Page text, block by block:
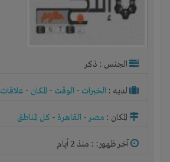
الجنس : ذكر
لديـه : الخبرات - الوقت - المكان - علاقات
المكان : مصر- القاهرة - كل المناطق
آخر ظهور: : منذ 2 أيام